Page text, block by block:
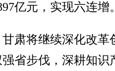
亿元，实现六连增
将继续深化改革
省步伐，深耕知识